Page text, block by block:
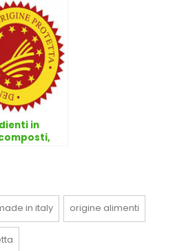
i lavori
in
in italy origine alimenti